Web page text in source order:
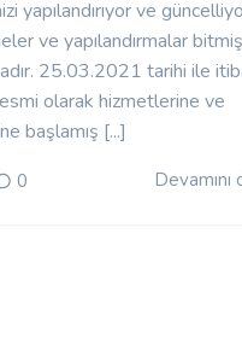
yapılandırıyor ve
ve yapılandırmalar bitmiş
25.03.2021 tarihi ile
olarak hizmetlerine ve
başlamış [...]
0 Devamını